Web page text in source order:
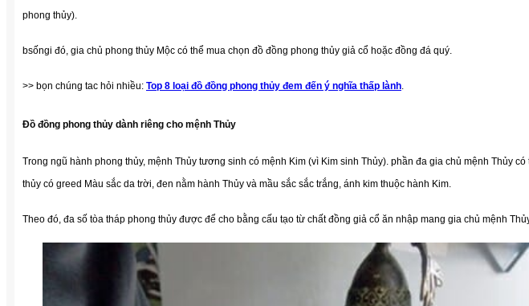
phong thủy).
bsốngi đó, gia chủ phong thủy Mộc có thể mua chọn đồ đồng phong thủy giả cổ hoặc đồng đá quý.
>> bọn chúng tac hỏi nhiều: Top 8 loại đồ đồng phong thủy đem đến ý nghĩa thấp lành
Đồ đồng phong thủy dành riêng cho mệnh Thủy
Trong ngũ hành phong thủy, mệnh Thủy tương sinh có mệnh Kim (vì Kim sinh Thủy). phần đa gia chủ mệnh Thủy
thủy có greed Màu sắc da trời, đen nằm hành Thủy và mầu sắc sắc trắng, ánh kim thuộc hành Kim.
Theo đó, đa số tòa tháp phong thủy được để cho bằng cấu tạo từ chất đồng giả cổ ăn nhập mang gia chủ mệnh